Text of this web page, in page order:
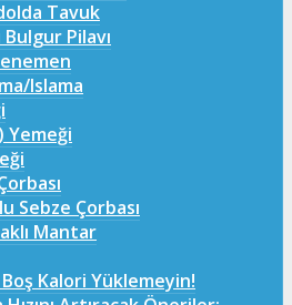
Tavuk
Pilavı
Islama
Yemeği
Sebze Çorbası
Mantar
Kalori Yüklemeyin!